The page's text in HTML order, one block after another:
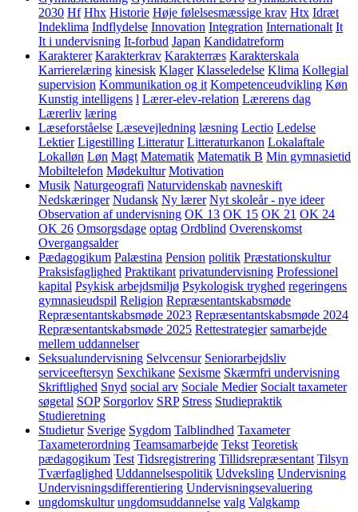
2030 Hf Hhx Historie Høje følelsesmæssige krav Htx Idræt
Indeklima Indflydelse Innovation Integration Internationalt It
It i undervisning It-forbud Japan Kandidatreform
Karakterer Karakterkrav Karakterræs Karakterskala
Karrierelæring kinesisk Klager Klasseledelse Klima Kollegial
supervision Kommunikation og it Kompetenceudvikling Køn
Kunstig intelligens l Lærer-elev-relation Lærerens dag
Lærerliv læring
Læseforståelse Læsevejledning læsning Lectio Ledelse
Lektier Ligestilling Litteratur Litteraturkanon Lokalaftale
Lokalløn Løn Magt Matematik Matematik B Min gymnasietid
Mobiltelefon Mødekultur Motivation
Musik Naturgeografi Naturvidenskab navneskift
Nedskæringer Nudansk Ny lærer Nyt skoleår - nye ideer
Observation af undervisning OK 13 OK 15 OK 21 OK 24
OK 26 Omsorgsdage optag Ordblind Overenskomst
Overgangsalder
Pædagogikum Palæstina Pension politik Præstationskultur
Praksisfaglighed Praktikant privatundervisning Professionel
kapital Psykisk arbejdsmiljø Psykologisk tryghed regeringens
gymnasieudspil Religion Repræsentantskabsmøde
Repræsentantskabsmøde 2023 Repræsentantskabsmøde 2024
Repræsentantskabsmøde 2025 Rettestrategier samarbejde
mellem uddannelser
Seksualundervisning Selvcensur Seniorarbejdsliv
serviceeftersyn Sexchikane Sexisme Skærmfri undervisning
Skriftlighed Snyd social arv Sociale Medier Socialt taxameter
søgetal SOP Sorgorlov SRP Stress Studiepraktik
Studieretning
Studietur Sverige Sygdom Talblindhed Taxameter
Taxameterordning Teamsamarbejde Tekst Teoretisk
pædagogikum Test Tidsregistrering Tillidsrepræsentant Tilsyn
Tværfaglighed Uddannelsespolitik Udveksling Undervisning
Undervisningsdifferentiering Undervisningsevaluering
ungdomskultur ungdomsuddannelse valg Valgkamp